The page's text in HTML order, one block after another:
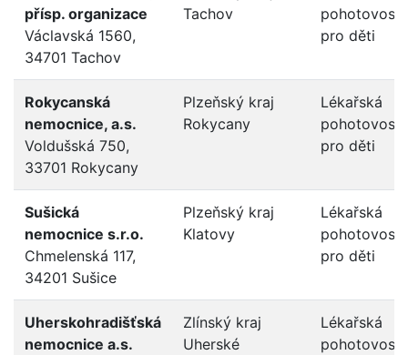
přísp. organizace
Václavská 1560,
34701 Tachov
Tachov
pohotovost
pro děti
Rokycanská
nemocnice, a.s.
Voldušská 750,
33701 Rokycany
Plzeňský kraj
Rokycany
Lékařská
pohotovost
pro děti
Sušická
nemocnice s.r.o.
Chmelenská 117,
34201 Sušice
Plzeňský kraj
Klatovy
Lékařská
pohotovost
pro děti
Uherskohradišťská
nemocnice a.s.
Zlínský kraj
Uherské
Lékařská
pohotovost